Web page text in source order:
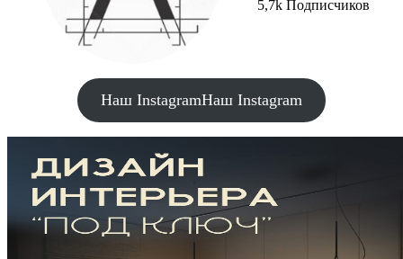
5,7k Подписчиков
Наш InstagramНаш Instagram